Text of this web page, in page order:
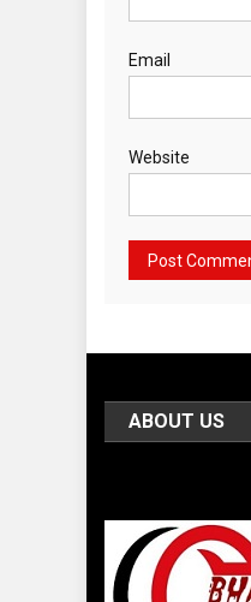
Email
Website
ABOUT US